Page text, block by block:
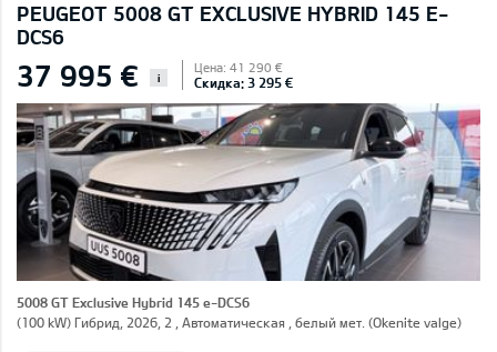
PEUGEOT 5008 GT EXCLUSIVE HYBRID 145 E-
DCS6
37 995 € i
Цена: 41 290 €
Скидка: 3 295 €
5008 GT Exclusive Hybrid 145 e-DCS6
(100 kW) Гибрид, 2026, 2 , Автоматическая , белый мет. (Okenite valge)